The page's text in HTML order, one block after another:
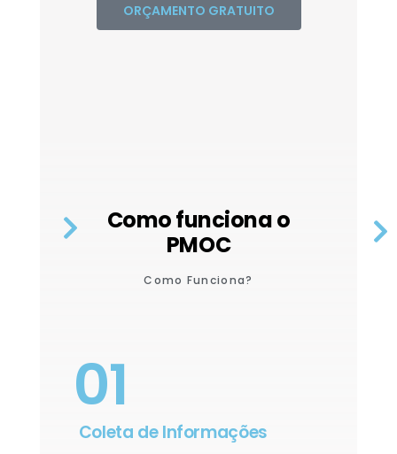
ORÇAMENTO GRATUITO
Como funciona o
PMOC
Como Funciona?
01
Coleta de Informações